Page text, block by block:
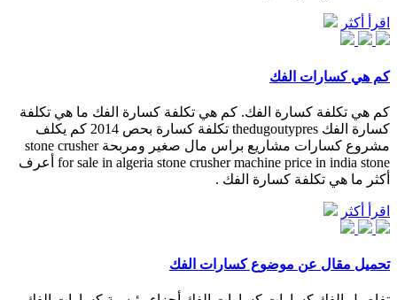
اقرأ أكثر
كم هي كسارات الفك
كم هي تكلفة كسارة الفك. كم هي تكلفة كسارة الفك ما هي تكلفة
كسارة الفك thedugoutypres تكلفة كسارة بحص 2014 كم يكلف
مشروع كسارات مشاريع براس مال صغير ومربحة stone crusher
for sale in algeria stone crusher machine price in india stone أعرف
أكثر ما هي تكلفة كسارة الفك .
اقرأ أكثر
تحميل مقال عن موضوع كسارات الفك